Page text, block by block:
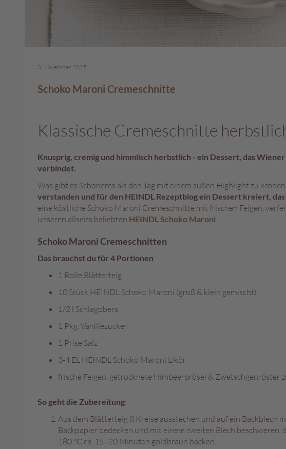
3. November 2025
Schoko Maroni Cremeschnitte
Klassische Cremeschnitte
Knusprig, cremig und himmlisch herbstlich - ein Dessert, das
verbindet.
Was gibt es Schöneres als den Tag mit einem süßen Highlight zu
verstanden und für den HEINDL Rezeptblog ein Dessert kreiert,
eine köstliche Schoko Maroni Cremeschnitte mit frischen Feigen,
unseren allseits beliebten HEINDL Schoko Maroni
Schoko Maroni Cremeschnitten
Das brauchst du für 4 Portionen:
1 Rolle Blätterteig
10 Stück HEINDL Schoko Maroni (groß & klein gemischt)
1/2 l Schlagobers
1 Pkg. Vanillezucker
1 Prise Salz
3-4 EL HEINDL Schoko Maroni Likör
frische Feigen, getrocknete Himbeerbrösel & Zwetschgenröster
So geht die Zubereitung:
Aus dem Blätterteig 8 Kreise ausstechen und auf ein Backblech
Backpapier bedecken und mit einem zweiten Blech beschweren,
180 °C ca. 15–20 Minuten goldbraun backen.